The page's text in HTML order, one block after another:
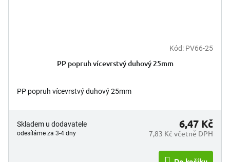
Kód: PV66-25
PP popruh vícevrstvý duhový 25mm
PP popruh vícevrstvý duhový 25mm
Skladem u dodavatele
odesíláme za 3-4 dny 7,83 Kč včetně DPH
6,47 Kč